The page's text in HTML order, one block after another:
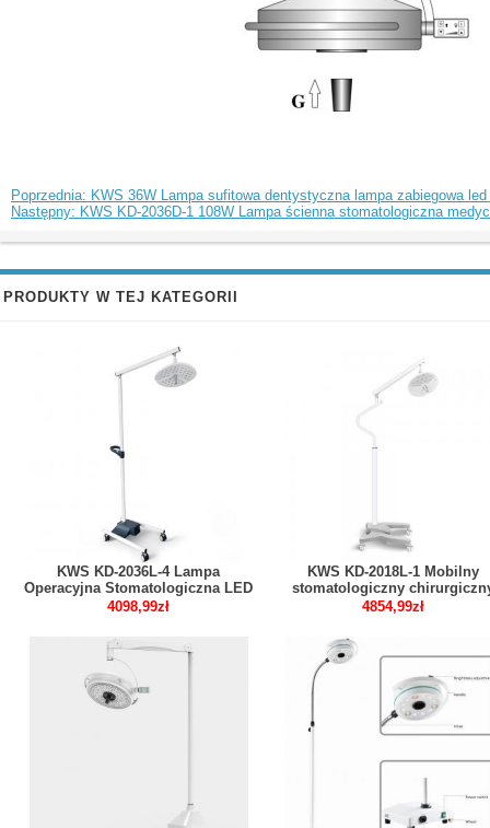
Poprzednia: KWS 36W Lampa sufitowa dentystyczna lampa zabiegowa
Następny: KWS KD-2036D-1 108W Lampa ścienna stomatologiczna
PRODUKTY W TEJ KATEGORII
KWS KD-2036L-4 Lampa
Operacyjna Stomatologiczna LED
80W Mobilna na Stojaku z 4
4098,99zł
KWS KD-2018L-1 Mobilny
stomatologiczny
LED dioda bezcieniowy
4854,99zł